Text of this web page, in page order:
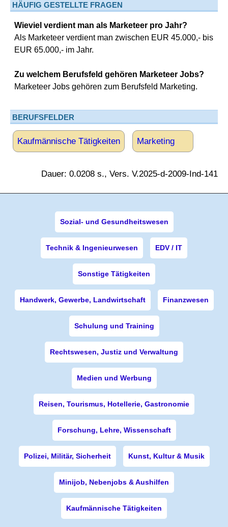
HÄUFIG GESTELLTE FRAGEN
Wieviel verdient man als Marketeer pro Jahr?
Als Marketeer verdient man zwischen EUR 45.000,- bis
EUR 65.000,- im Jahr.
Zu welchem Berufsfeld gehören Marketeer Jobs?
Marketeer Jobs gehören zum Berufsfeld Marketing.
BERUFSFELDER
Kaufmännische Tätigkeiten Marketing
Dauer: 0.0208 s., Vers. V.2025-d-2009-Ind-141
Sozial- und Gesundheitswesen
Technik & Ingenieurwesen EDV / IT
Sonstige Tätigkeiten
Handwerk, Gewerbe, Landwirtschaft Finanzwesen
Schulung und Training
Rechtswesen, Justiz und Verwaltung
Medien und Werbung
Reisen, Tourismus, Hotellerie, Gastronomie
Forschung, Lehre, Wissenschaft
Polizei, Militär, Sicherheit Kunst, Kultur & Musik
Minijob, Nebenjobs & Aushilfen
Kaufmännische Tätigkeiten